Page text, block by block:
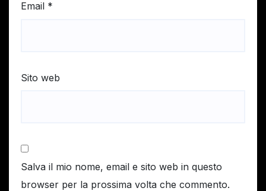
Email *
Sito web
Salva il mio nome, email e sito web in questo
browser per la prossima volta che commento.